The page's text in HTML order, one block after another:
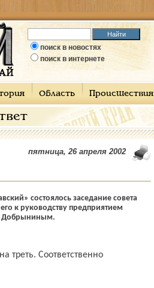
поиск в новостях
поиск в интернете
Область Происшествия
пятница, 26 апреля 2002
состоялось заседание совета
к руководству предприятием
Добрыниным.